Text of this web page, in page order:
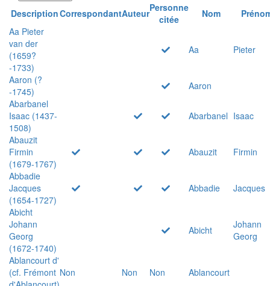
DescriptionCorrespondantAuteurPersonne
citée
Nom
Aa Pieter
van der
(1659?
-1733)
Aa Pieter
Aaron (?
-1745)
Aaron
Abarbanel
Isaac (1437-
1508)
Abarbanel Isaac
Abauzit
Firmin
(1679-1767)
Abauzit
Firmin
Abbadie
Jacques
(1654-1727)
Abbadie
Jacques
Abicht
Johann
Georg
(1672-1740)
Abicht
Johann
Georg
Ablancourt d'
(cf. Frémont Non Non Non
Ablancourt